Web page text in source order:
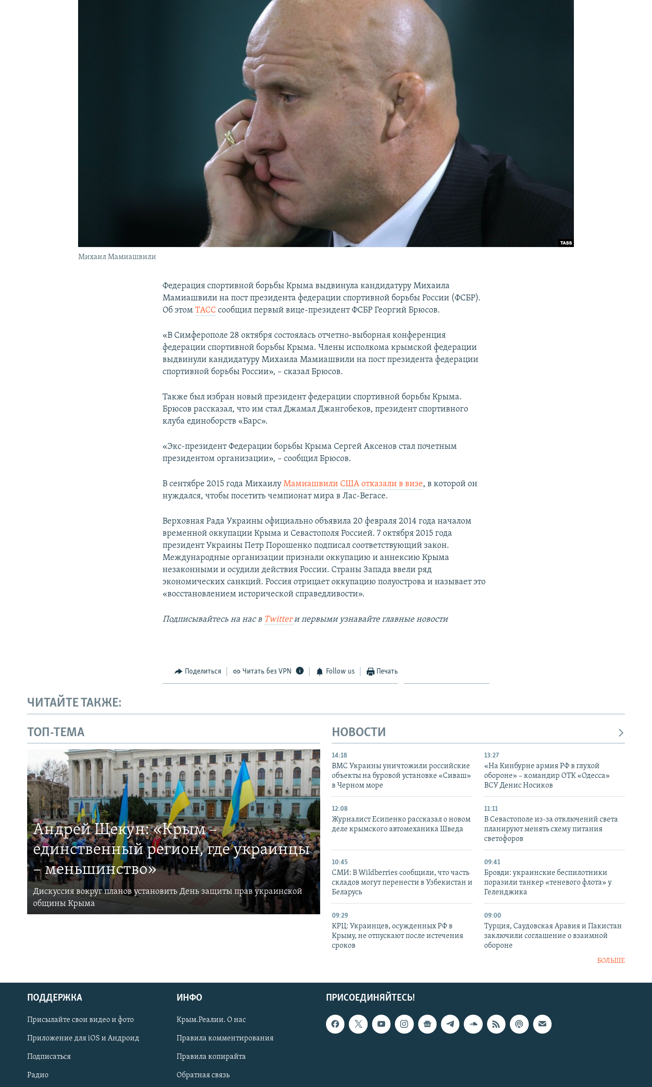
Українською
Qırımtatar
ПРИСОЕДИНЯЙТЕСЬ!
Михаил Мамиашвили
Федерация спортивной борьбы Крыма выдвинула кандидатуру Михаила
Мамиашвили на пост президента федерации спортивной борьбы России (ФСБР).
Об этомТАСС сообщил первый вице-президент ФСБР Георгий Брюсов.
«В Симферополе 28 октября состоялась отчетно-выборная конференция
федерации спортивной борьбы Крыма. Члены исполкома крымской федерации
выдвинули кандидатуру Михаила Мамиашвили на пост президента федерации
спортивной борьбы России», – сказал Брюсов.
Также был избран новый президент федерации спортивной борьбы Крыма.
Брюсов рассказал, что им стал Джамал Джангобеков, президент спортивного
клуба единоборств «Барс».
«Экс-президент Федерации борьбы Крыма Сергей Аксенов стал почетным
президентом организации», – сообщил Брюсов.
В сентябре 2015 года МихаилуМамиашвили США отказали в визе, в которой он
нуждался, чтобы посетить чемпионат мира в Лас-Вегасе.
Верховная Рада Украины официально объявила 20 февраля 2014 года началом
временной оккупации Крыма и Севастополя Россией. 7 октября 2015 года
президент Украины Петр Порошенко подписал соответствующий закон.
Международные организации признали оккупацию и аннексию Крыма
незаконными и осудили действия России. Страны Запада ввели ряд
экономических санкций. Россия отрицает оккупацию полуострова и называет это
«восстановлением исторической справедливости».
Подписывайтесь на наc в Twitterи первыми узнавайте главные новости
Поделиться Читать без VPN Follow us Печать
ЧИТАЙТЕ ТАКЖЕ:
ТОП-ТЕМА
Андрей Щекун: «Крым –
единственный регион, где украинцы
– меньшинство»
Дискуссия вокруг планов установить День защиты прав украинской
общины Крыма
НОВОСТИ
14:18
ВМС Украины уничтожили российские
объекты на буровой установке «Сиваш»
в Черном море
13:27
«На Кинбурне армия РФ в глухой
обороне» – командир ОТК «Одесса»
ВСУ Денис Носиков
12:08
Журналист Есипенко рассказал о новом
деле крымского автомеханика Шведа
11:11
В Севастополе из-за отключений света
планируют менять схему питания
светофоров
10:45
СМИ: В Wildberries сообщили, что часть
складов могут перенести в Узбекистан и
Беларусь
09:41
Бровди: украинские беспилотники
поразили танкер «теневого флота» у
Геленджика
09:29
КРЦ: Украинцев, осужденных РФ в
Крыму, не отпускают после истечения
сроков
09:00
Турция, Саудовская Аравия и Пакистан
заключили соглашение о взаимной
обороне
БОЛЬШЕ
ПРИСОЕДИНЯЙТЕСЬ!
ПОДДЕРЖКА
Присылайте свои видео и фото
Приложение для iOS и Андроид
Подписаться
Радио
ИНФО
Крым.Реалии. О нас
Правила комментирования
Правила копирайта
Обратная связь